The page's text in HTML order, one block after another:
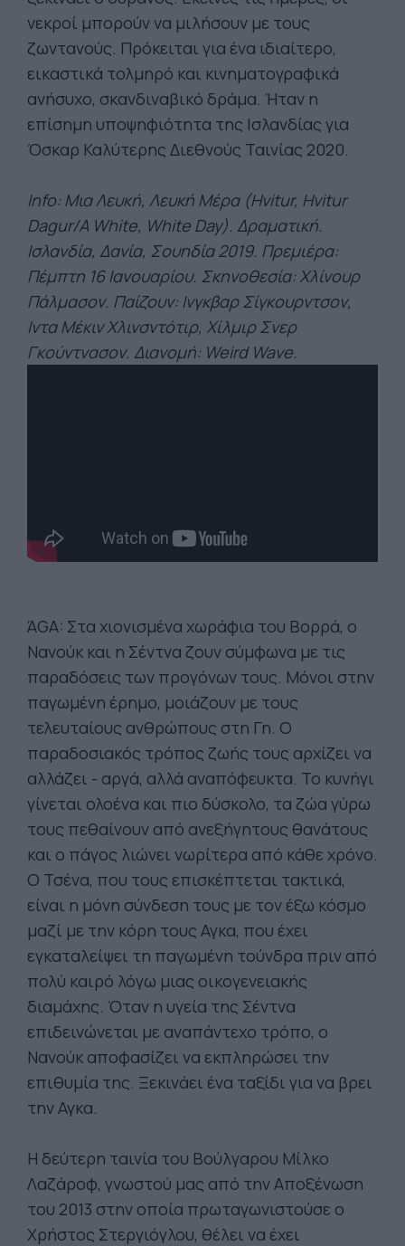
νεκροί μπορούν να μιλήσουν με τους
ζωντανούς. Πρόκειται για ένα ιδιαίτερο,
εικαστικά τολμηρό και κινηματογραφικά
ανήσυχο, σκανδιναβικό δράμα. Ήταν η
επίσημη υποψηφιότητα της Ισλανδίας για
Όσκαρ Καλύτερης Διεθνούς Ταινίας 2020.
Info: Μια Λευκή, Λευκή Μέρα (Hvitur, Hvitur
Dagur/A White, White Day). Δραματική.
Ισλανδία, Δανία, Σουηδία 2019. Πρεμιέρα:
Πέμπτη 16 Ιανουαρίου. Σκηνοθεσία: Χλίνουρ
Πάλμασον. Παίζουν: Ινγκβαρ Σίγκουρντσον,
Ιντα Μέκιν Χλινσντότιρ, Χίλμιρ Σνερ
Γκούντνασον. Διανομή: Weird Wave.
ΆGA: Στα χιονισμένα χωράφια του Βορρά, ο
Νανούκ και η Σέντνα ζουν σύμφωνα με τις
παραδόσεις των προγόνων τους. Μόνοι στην
παγωμένη έρημο, μοιάζουν με τους
τελευταίους ανθρώπους στη Γη. Ο
παραδοσιακός τρόπος ζωής τους αρχίζει να
αλλάζει - αργά, αλλά αναπόφευκτα. Το κυνήγι
γίνεται ολοένα και πιο δύσκολο, τα ζώα γύρω
τους πεθαίνουν από ανεξήγητους θανάτους
και ο πάγος λιώνει νωρίτερα από κάθε χρόνο.
Ο Τσένα, που τους επισκέπτεται τακτικά,
είναι η μόνη σύνδεση τους με τον έξω κόσμο
μαζί με την κόρη τους Αγκα, που έχει
εγκαταλείψει τη παγωμένη τούνδρα πριν από
πολύ καιρό λόγω μιας οικογενειακής
διαμάχης. Όταν η υγεία της Σέντνα
επιδεινώνεται με αναπάντεχο τρόπο, ο
Νανούκ αποφασίζει να εκπληρώσει την
επιθυμία της. Ξεκινάει ένα ταξίδι για να βρει
την Αγκα.
Η δεύτερη ταινία του Βούλγαρου Μίλκο
Λαζάροφ, γνωστού μας από την Αποξένωση
του 2013 στην οποία πρωταγωνιστούσε ο
Χρήστος Στεργιόγλου, θέλει να έχει